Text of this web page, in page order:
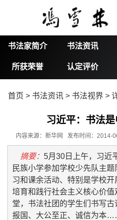
书法家简介 书法资讯
所获荣誉 认定评价
首页 > 书法资讯 > 书法视界 >
习近平：书法
内容来源：新华网 发布时间：2014-
摘要：5月30日上午，习近
民族小学参加学校少先队主
习和课余活动、特别是学校
培育和践行社会主义核心价
堂，书法社团的学生们书写
报国、大公至正、诚信为本